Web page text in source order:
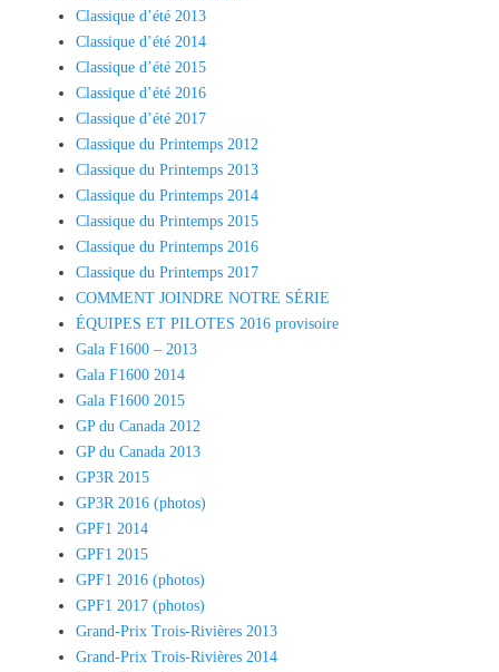
Classique d’été 2013
Classique d’été 2014
Classique d’été 2015
Classique d’été 2016
Classique d’été 2017
Classique du Printemps 2012
Classique du Printemps 2013
Classique du Printemps 2014
Classique du Printemps 2015
Classique du Printemps 2016
Classique du Printemps 2017
COMMENT JOINDRE NOTRE SÉRIE
ÉQUIPES ET PILOTES 2016 provisoire
Gala F1600 – 2013
Gala F1600 2014
Gala F1600 2015
GP du Canada 2012
GP du Canada 2013
GP3R 2015
GP3R 2016 (photos)
GPF1 2014
GPF1 2015
GPF1 2016 (photos)
GPF1 2017 (photos)
Grand-Prix Trois-Rivières 2013
Grand-Prix Trois-Rivières 2014